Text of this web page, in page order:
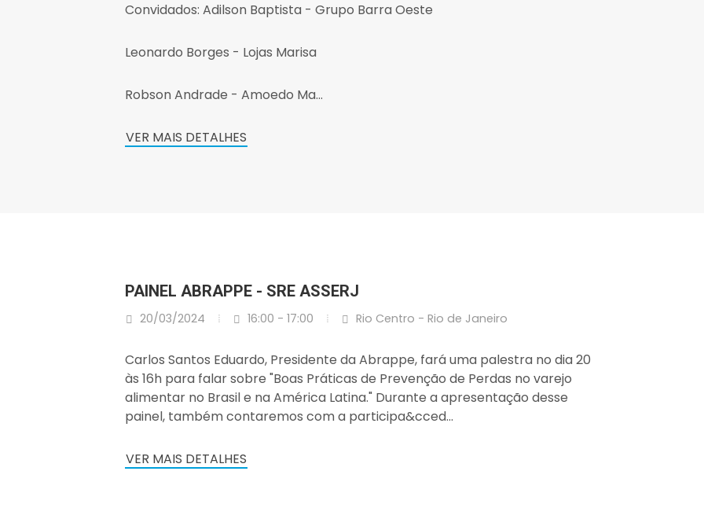
Convidados: Adilson Baptista - Grupo Barra Oeste
Leonardo Borges - Lojas Marisa
Robson Andrade - Amoedo Ma...
VER MAIS DETALHES
PAINEL ABRAPPE - SRE ASSERJ
20/03/2024 16:00 - 17:00 Rio Centro - Rio de Janeiro
Carlos Santos Eduardo, Presidente da Abrappe, fará uma palestra no dia 20
às 16h para falar sobre "Boas Práticas de Prevenção de Perdas no varejo
alimentar no Brasil e na América Latina." Durante a apresentação desse
painel, também contaremos com a participa&cced...
VER MAIS DETALHES